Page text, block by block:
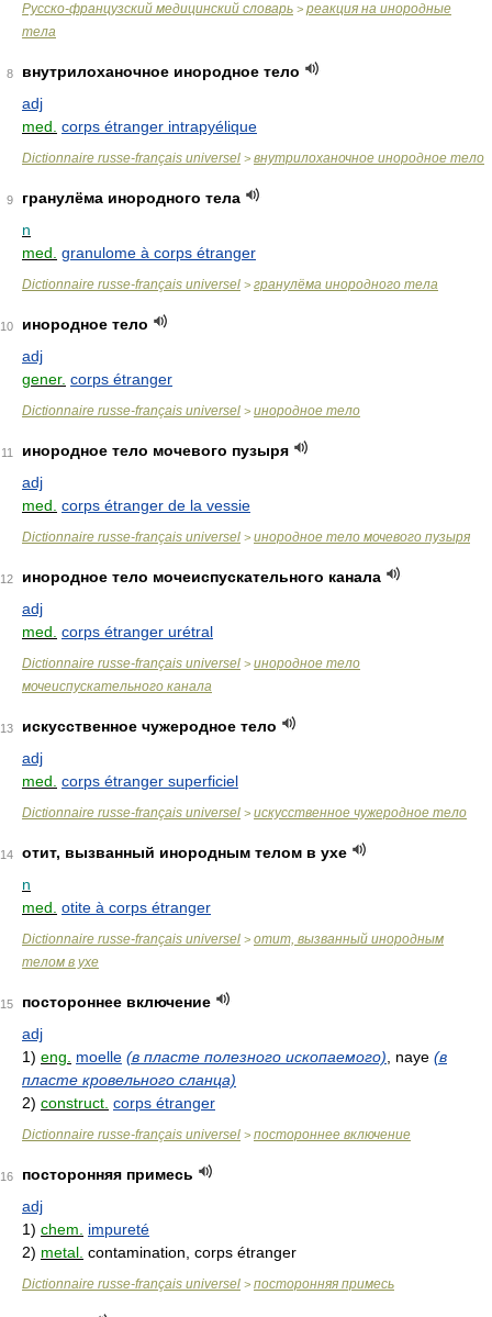
Русско-французский медицинский словарь > реакция на инородные
тела
8
внутрилоханочное инородное тело
adj
med. corps étranger intrapyélique
Dictionnaire russe-français universel > внутрилоханочное инородное тело
9
гранулёма инородного тела
n
med. granulome à corps étranger
Dictionnaire russe-français universel > гранулёма инородного тела
10
инородное тело
adj
gener. corps étranger
Dictionnaire russe-français universel > инородное тело
11
инородное тело мочевого пузыря
adj
med. corps étranger de la vessie
Dictionnaire russe-français universel > инородное тело мочевого пузыря
12
инородное тело мочеиспускательного канала
adj
med. corps étranger urétral
Dictionnaire russe-français universel > инородное тело
мочеиспускательного канала
13
искусственное чужеродное тело
adj
med. corps étranger superficiel
Dictionnaire russe-français universel > искусственное чужеродное тело
14
отит, вызванный инородным телом в ухе
n
med. otite à corps étranger
Dictionnaire russe-français universel > отит, вызванный инородным
телом в ухе
15
постороннее включение
adj
1) eng. moelle (в пласте полезного ископаемого) , naye (в
пласте кровельного сланца)
2) construct. corps étranger
Dictionnaire russe-français universel > постороннее включение
16
посторонняя примесь
adj
1) chem.
impureté
2) metal. contamination, corps étranger
Dictionnaire russe-français universel > посторонняя примесь